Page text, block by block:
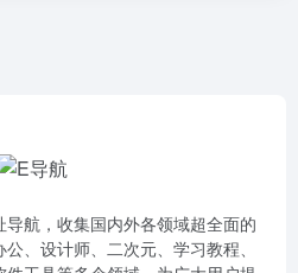
航，收集国内外各领域超全面的
、设计师、二次元、学习教程、